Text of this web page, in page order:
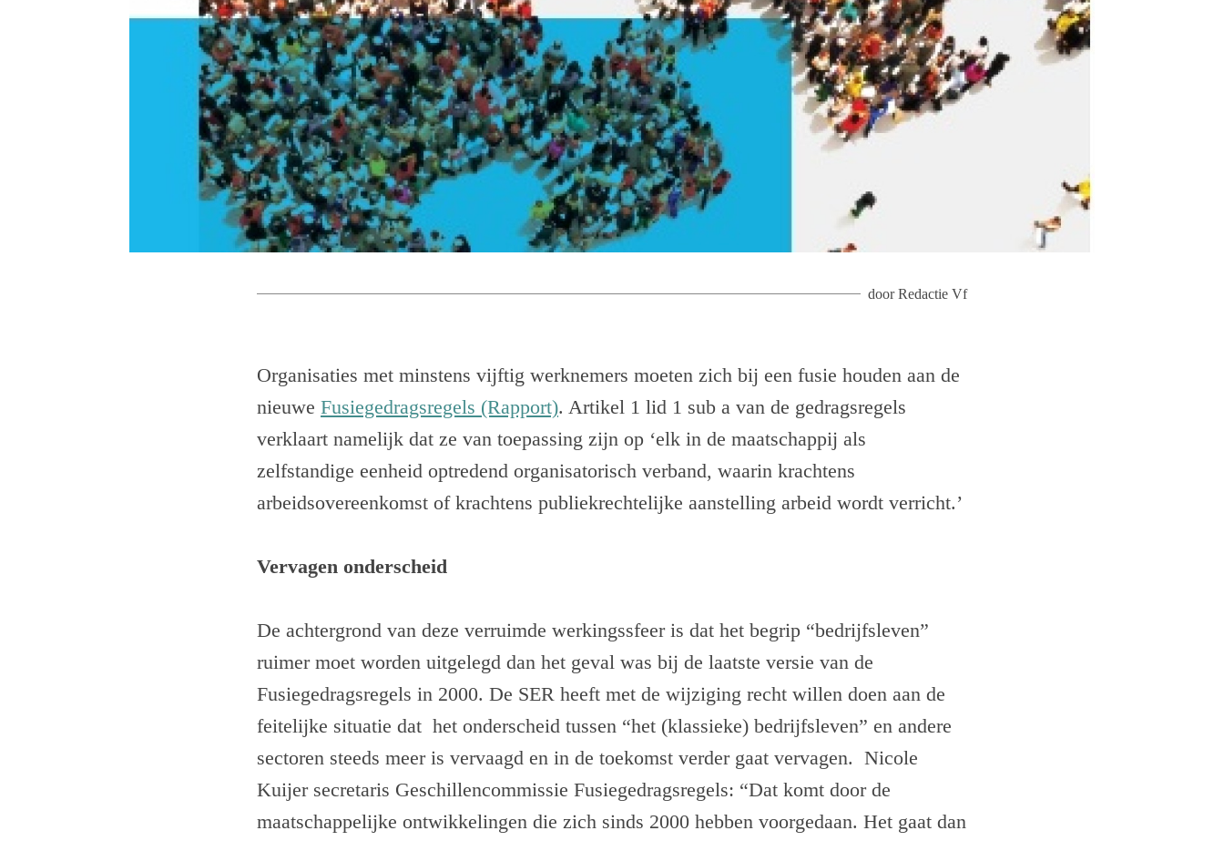
doorRedactie Vf
Organisaties met minstens vijftig werknemers moeten zich bij een fusie houden aan de
nieuwe Fusiegedragsregels (Rapport). Artikel 1 lid 1 sub a van de gedragsregels
verklaart namelijk dat ze van toepassing zijn op ‘elk in de maatschappij als
zelfstandige eenheid optredend organisatorisch verband, waarin krachtens
arbeidsovereenkomst of krachtens publiekrechtelijke aanstelling arbeid wordt verricht.’
Vervagen onderscheid
De achtergrond van deze verruimde werkingssfeer is dat het begrip “bedrijfsleven”
ruimer moet worden uitgelegd dan het geval was bij de laatste versie van de
Fusiegedragsregels in 2000. De SER heeft met de wijziging recht willen doen aan de
feitelijke situatie dat het onderscheid tussen “het (klassieke) bedrijfsleven” en andere
sectoren steeds meer is vervaagd en in de toekomst verder gaat vervagen. Nicole
Kuijer secretaris Geschillencommissie Fusiegedragsregels: “Dat komt door de
maatschappelijke ontwikkelingen die zich sinds 2000 hebben voorgedaan. Het gaat dan